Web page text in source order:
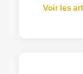
Voir les